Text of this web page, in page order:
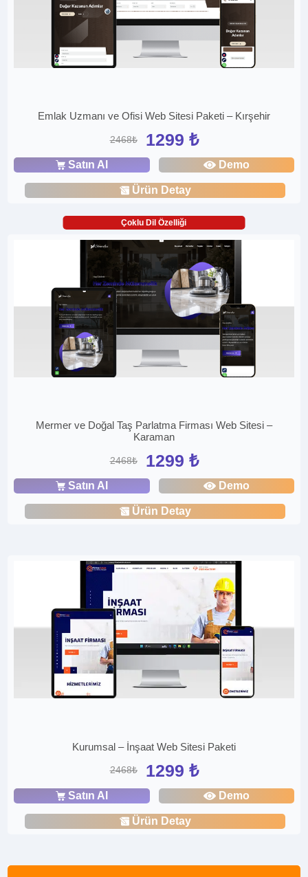
Emlak Uzmanı ve Ofisi Web Sitesi Paketi – Kırşehir
2468₺ 1299 ₺
Satın Al Demo
Ürün Detay
Çoklu Dil Özelliği
Mermer ve Doğal Taş Parlatma Firması Web Sitesi –
Karaman
2468₺ 1299 ₺
Satın Al Demo
Ürün Detay
Kurumsal – İnşaat Web Sitesi Paketi
2468₺ 1299 ₺
Satın Al Demo
Ürün Detay